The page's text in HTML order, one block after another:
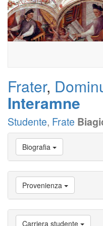
Frater,
Interamne
Studente, Frate
Vai
Biografia
Provenienza
Vai
a
Carriera
Biografia
Provenienza
Carriera studente